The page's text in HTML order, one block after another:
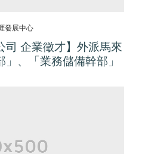
發展中心
司 企業徵才】外派馬來
、「業務儲備幹部」